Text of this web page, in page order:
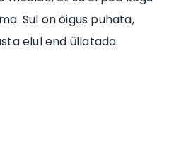
Sul on õigus puhata,
elul end üllatada.